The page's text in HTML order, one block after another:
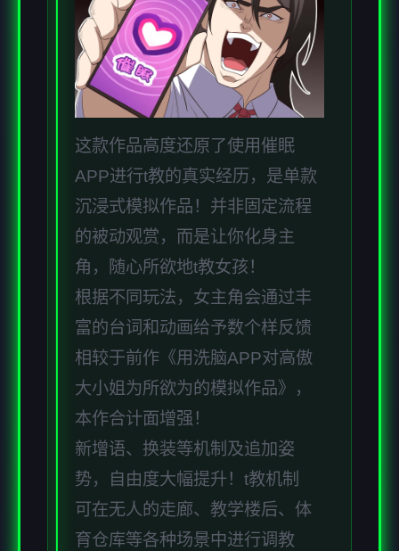
这款作品高度还原了使用催眠
APP进行t教的真实经历，是单款
沉浸式模拟作品！并非固定流程
的被动观赏，而是让你化身主
角，随心所欲地t教女孩！
根据不同玩法，女主角会通过丰
富的台词和动画给予数个样反馈
相较于前作《用洗脑APP对高傲
大小姐为所欲为的模拟作品》，
本作合计面增强！
新增语、换装等机制及追加姿
势，自由度大幅提升！t教机制
可在无人的走廊、教学楼后、体
育仓库等各种场景中进行调教